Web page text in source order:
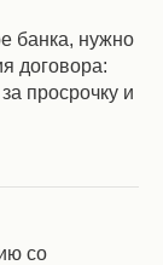
банка, нужно
договора:
просрочку и
со